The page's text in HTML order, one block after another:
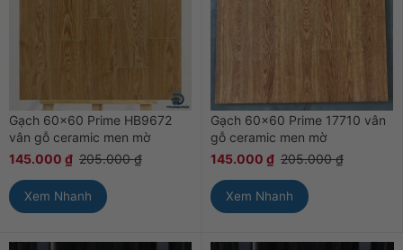
Gạch 60×60 Prime HB9672
vân gỗ ceramic men mờ
145.000 ₫ 205.000₫
Xem Nhanh
Gạch 60×60 Prime 17710 vân
gỗ ceramic men mờ
145.000 ₫ 205.000₫
Xem Nhanh